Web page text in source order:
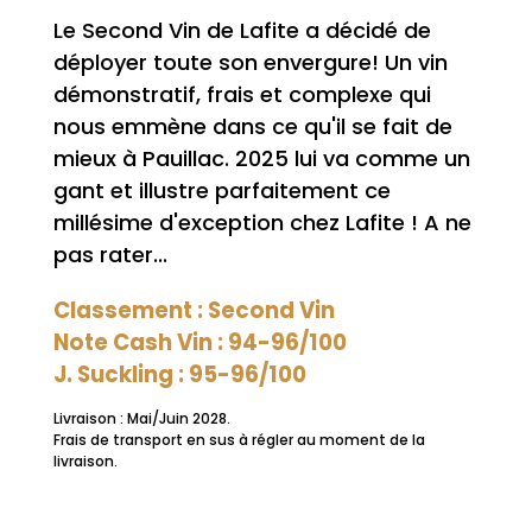
Le Second Vin de Lafite a décidé de
déployer toute son envergure! Un vin
démonstratif, frais et complexe qui
nous emmène dans ce qu'il se fait de
mieux à Pauillac. 2025 lui va comme un
gant et illustre parfaitement ce
millésime d'exception chez Lafite ! A ne
pas rater...
Classement : Second Vin
Note Cash Vin : 94-96/100
J. Suckling : 95-96/100
Livraison : Mai/Juin 2028.
Frais de transport en sus à régler au moment de la
livraison.